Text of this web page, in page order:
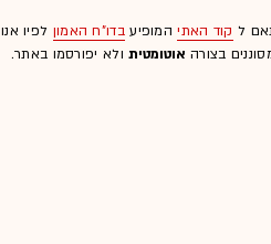
ל קוד האתיהמופיעבדו"ח האמון לפיו אנו
בצורה אוטומטיתולא יפורסמו באתר.